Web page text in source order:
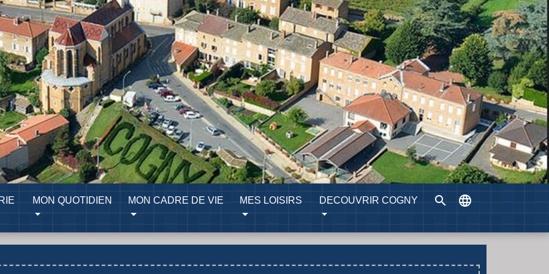
MON QUOTIDIEN MON CADRE DE VIE MES LOISIRS DECOUVRIR COGNY search language